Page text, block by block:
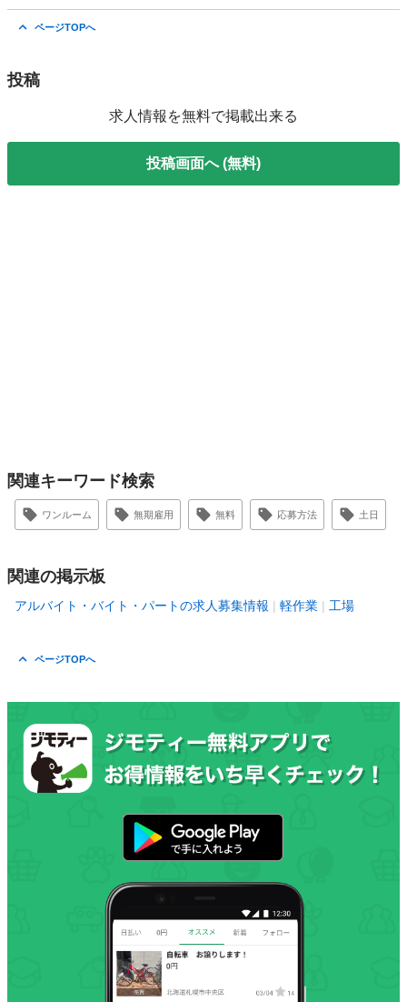
ページTOPへ
投稿
求人情報を無料で掲載出来る
投稿画面へ (無料)
関連キーワード検索
ワンルーム 無期雇用 無料 応募方法 土日
関連の掲示板
アルバイト・バイト・パートの求人募集情報 軽作業 工場
ページTOPへ